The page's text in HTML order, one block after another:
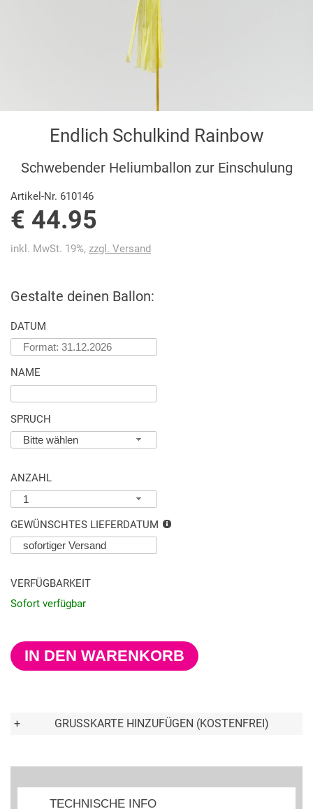
Endlich Schulkind Rainbow
Schwebender Heliumballon zur Einschulung
Artikel-Nr. 610146
€ 44.95
inkl. MwSt. 19%, zzgl. Versand
Gestalte deinen Ballon:
DATUM
NAME
SPRUCH
Bitte wählen
ANZAHL
1
GEWÜNSCHTES LIEFERDATUM
VERFÜGBARKEIT
Sofort verfügbar
IN DEN WARENKORB
+ GRUSSKARTE HINZUFÜGEN (KOSTENFREI)
TECHNISCHE INFO